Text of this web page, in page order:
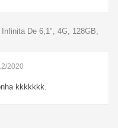
De 6,1", 4G, 128GB,
2020
kkkkkkk.